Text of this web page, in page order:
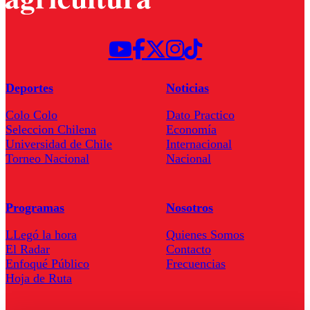
Deportes
Colo Colo
Seleccion Chilena
Universidad de Chile
Torneo Nacional
Noticias
Dato Practico
Economía
Internacional
Nacional
Programas
LLegó la hora
El Radar
Enfoqué Público
Hoja de Ruta
Nosotros
Quienes Somos
Contacto
Frecuencias